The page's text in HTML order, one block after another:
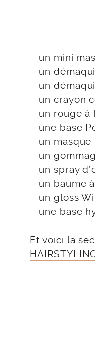
– un mini
– un
– un
– un crayon
– un rouge à
– une base
– un
– un
– un spray
– un baume
– un gloss
– une base
Et voici la